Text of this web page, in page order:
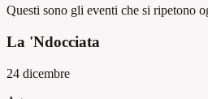
Questi sono gli eventi che si ripetono
La 'Ndocciata
24 dicembre